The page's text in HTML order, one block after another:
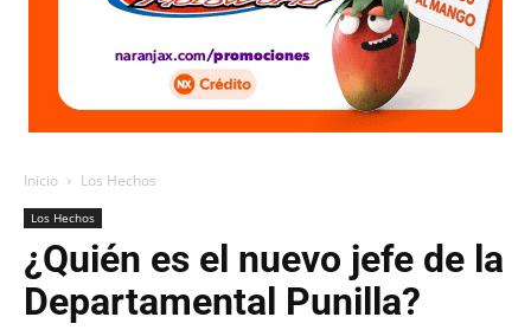
Inicio Los Hechos
Los Hechos
¿Quién es el nuevo jefe de la
Departamental Punilla?